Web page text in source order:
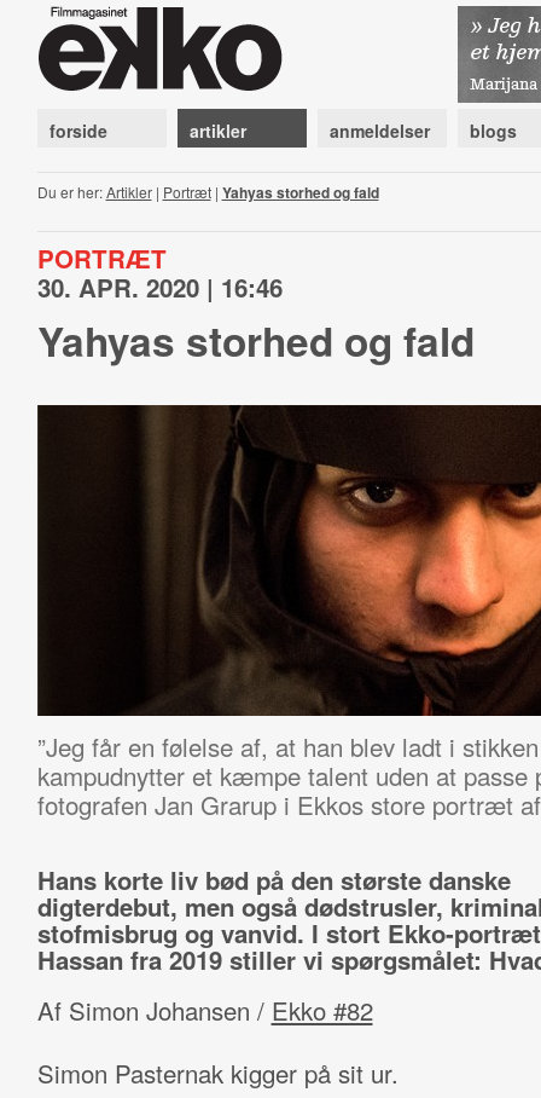
forside artikler anmeldelser blogs
Du er her:Artikler| Portræt| Yahyas storhed og fald
PORTRÆT
30. APR. 2020 | 16:46
Yahyas storhed og fald
”Jeg får en følelse af, at han blev ladt i
kampudnytter et kæmpe talent uden at passe
fotografen Jan Grarup i Ekkos store portræt
Hans korte liv bød på den største danske
digterdebut, men også dødstrusler,
stofmisbrug og vanvid. I stort Ekko-
Hassan fra 2019 stiller vi spørgsmålet:
Af Simon Johansen / Ekko #82
Simon Pasternak kigger på sit ur.